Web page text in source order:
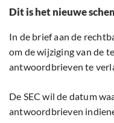
Dit is het nieuwe
In de brief aan de
om de wijziging van de
antwoordbrieven te
De SEC wil de datum
antwoordbrieven